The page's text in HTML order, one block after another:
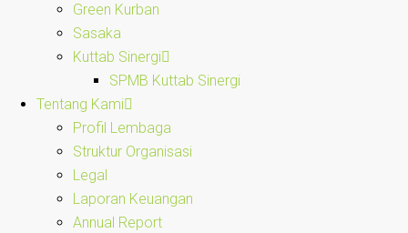
Green Kurban
Sasaka
Kuttab Sinergi
SPMB Kuttab Sinergi
Tentang Kami
Profil Lembaga
Struktur Organisasi
Legal
Laporan Keuangan
Annual Report